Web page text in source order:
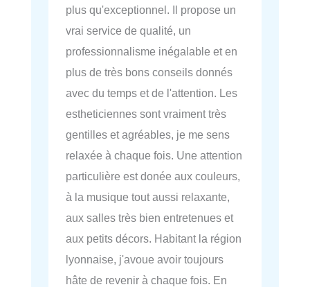
plus qu'exceptionnel. Il propose un
vrai service de qualité, un
professionnalisme inégalable et en
plus de très bons conseils donnés
avec du temps et de l'attention. Les
estheticiennes sont vraiment très
gentilles et agréables, je me sens
relaxée à chaque fois. Une attention
particulière est donée aux couleurs,
à la musique tout aussi relaxante,
aux salles très bien entretenues et
aux petits décors. Habitant la région
lyonnaise, j'avoue avoir toujours
hâte de revenir à chaque fois. En